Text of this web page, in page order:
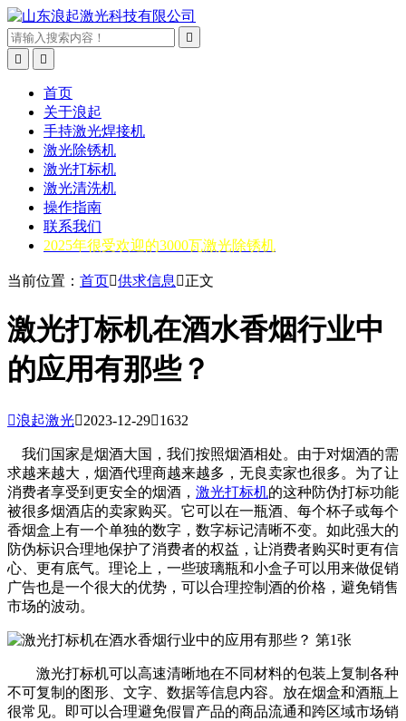



首页
关于浪起
手持激光焊接机
激光除锈机
激光打标机
激光清洗机
操作指南
联系我们
2025年很受欢迎的3000瓦激光除锈机
当前位置： 首页供求信息 正文
激光打标机在酒水香烟行业中
的应用有那些？
浪起激光2023-12-291632
我们国家是烟酒大国，我们按照烟酒相处。由于对烟酒的需
求越来越大，烟酒代理商越来越多，无良卖家也很多。为了让
消费者享受到更安全的烟酒， 激光打标机的这种防伪打标功能
被很多烟酒店的卖家购买。它可以在一瓶酒、每个杯子或每个
香烟盒上有一个单独的数字，数字标记清晰不变。如此强大的
防伪标识合理地保护了消费者的权益，让消费者购买时更有信
心、更有底气。理论上，一些玻璃瓶和小盒子可以用来做促销
广告也是一个很大的优势，可以合理控制酒的价格，避免销售
市场的波动。
激光打标机可以高速清晰地在不同材料的包装上复制各种
不可复制的图形、文字、数据等信息内容。放在烟盒和酒瓶上
很常见。即可以合理避免假冒产品的商品流通和跨区域市场销